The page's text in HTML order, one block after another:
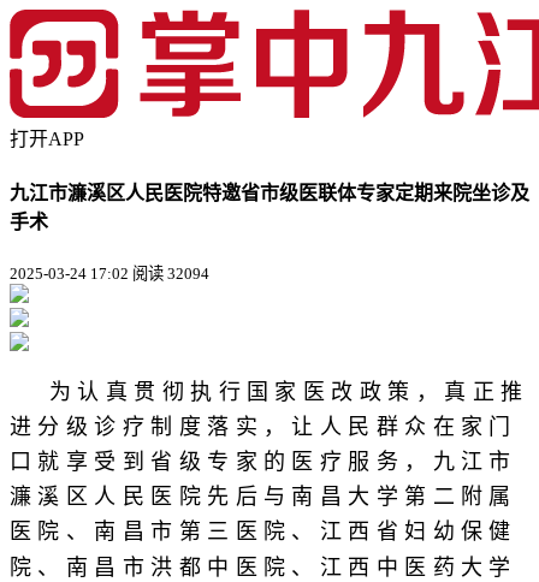
打开APP
九江市濂溪区人民医院特邀省市级医联体专家定期来院坐诊及
手术
2025-03-24 17:02 阅读 32094
为认真贯彻执行国家医改政策，真正推
进分级诊疗制度落实，让人民群众在家门
口就享受到省级专家的医疗服务，九江市
濂溪区人民医院先后与南昌大学第二附属
医院、南昌市第三医院、江西省妇幼保健
院、 南昌市洪都中医院、江西中医药大学